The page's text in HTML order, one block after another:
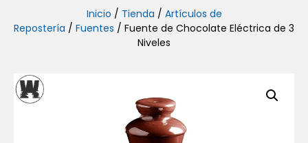
Inicio / Tienda / Artículos de
Repostería / Fuentes / Fuente de Chocolate Eléctrica de 3
Niveles